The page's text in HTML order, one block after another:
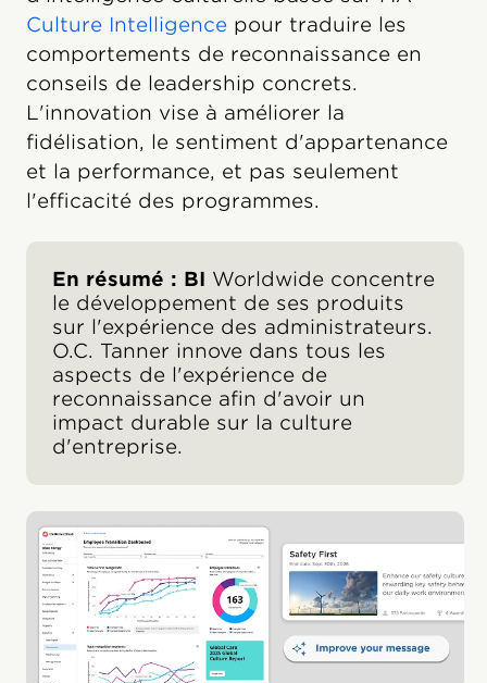
Culture Intelligence pour traduire les
comportements de reconnaissance en
conseils de leadership concrets.
L'innovation vise à améliorer la
fidélisation, le sentiment d'appartenance
et la performance, et pas seulement
l'efficacité des programmes.
En résumé : BI Worldwide concentre
le développement de ses produits
sur l'expérience des administrateurs.
O.C. Tanner innove dans tous les
aspects de l'expérience de
reconnaissance afin d'avoir un
impact durable sur la culture
d'entreprise.